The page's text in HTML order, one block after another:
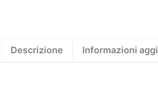
Descrizione Informazioni